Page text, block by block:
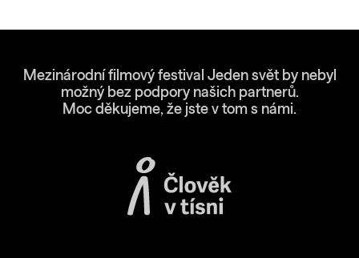
Mezinárodní filmový festival Jeden svět by nebyl
možný bez podpory našich partnerů.
Moc děkujeme, že jste v tom s námi.